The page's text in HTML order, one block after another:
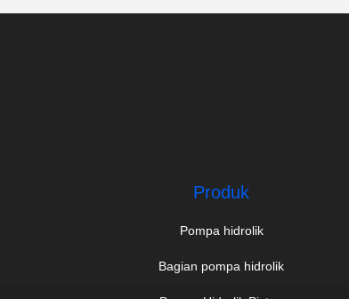
Produk
Pompa hidrolik
Bagian pompa hidrolik